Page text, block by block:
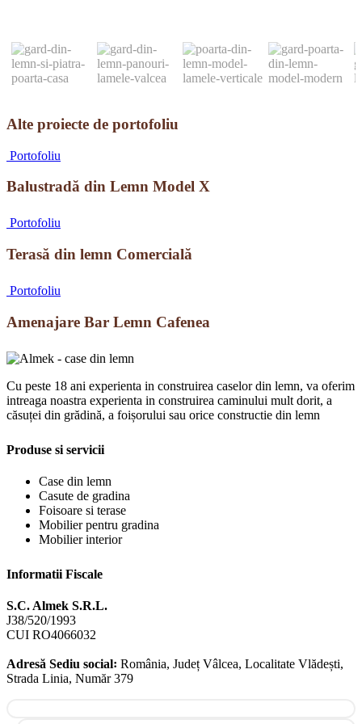
Alte proiecte de portofoliu
Portofoliu
Lemn
Balustradă din Lemn Model X
Portofoliu
lemn
Terasă din lemn Comercială
Portofoliu
Lemn
Amenajare Bar Lemn Cafenea
Cu peste 18 ani experienta in construirea caselor din lemn, va oferim
intreaga noastra experienta in construirea caminului mult dorit, a
căsuței din grădină, a foișorului sau orice constructie din lemn
Produse si servicii
Case din lemn
Casute de gradina
Foisoare si terase
Mobilier pentru gradina
Mobilier interior
Informatii Fiscale
S.C. Almek S.R.L.
J38/520/1993
CUI RO4066032
Adresă Sediu social꞉ România, Județ Vâlcea, Localitate Vlădești,
Strada Linia, Număr 379